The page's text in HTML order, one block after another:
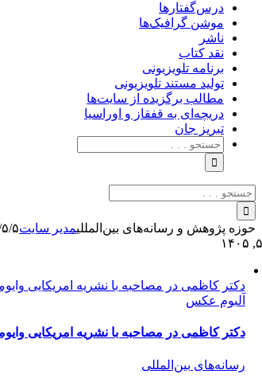
درس‌گفتارها
موشن گرافیک‌ها
ناشر
نقد کتاب
برنامه‌ تلویزیونی
تولید مستند تلویزیونی
مطالب برگزیده از سایت‌ها
دریچه‌ای به قفقاز و اوراسیا
تبریزِ جان
جستجو
برای:
جستجو
برای:
حوزه پژوهش و رسانه‌های بین‌المللیمدیر سایت۱۴۰۲/
۵
دکتر کاظمی در مصاحبه با نشریه امریکایی
آلبوم عکس
دکتر کاظمی در مصاحبه با نشریه امریکایی
رسانه‌های بین‌المللی